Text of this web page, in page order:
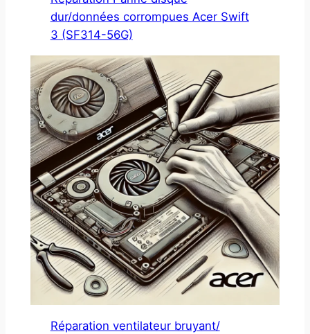
dur/données corrompues Acer Swift
3 (SF314-56G)
Réparation ventilateur bruyant/